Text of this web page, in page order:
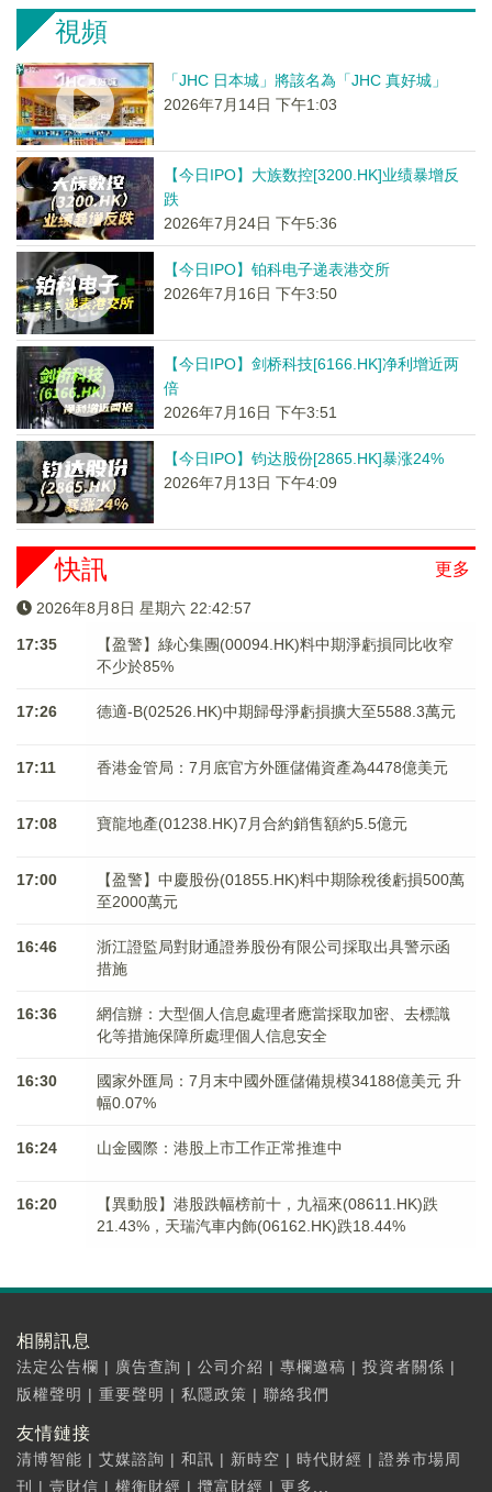
視頻
「JHC 日本城」將該名為「JHC 真好城」
2026年7月14日 下午1:03
【今日IPO】大族数控[3200.HK]业绩暴增反
跌
2026年7月24日 下午5:36
【今日IPO】铂科电子递表港交所
2026年7月16日 下午3:50
【今日IPO】剑桥科技[6166.HK]净利增近两
倍
2026年7月16日 下午3:51
【今日IPO】钧达股份[2865.HK]暴涨24%
2026年7月13日 下午4:09
更多
快訊
2026年8月8日 星期六 22:42:57
17:35
【盈警】綠心集團(00094.HK)料中期淨虧損同比收窄
不少於85%
17:26 德適-B(02526.HK)中期歸母淨虧損擴大至5588.3萬元
17:11 香港金管局：7月底官方外匯儲備資產為4478億美元
17:08 寶龍地產(01238.HK)7月合約銷售額約5.5億元
17:00
【盈警】中慶股份(01855.HK)料中期除稅後虧損500萬
至2000萬元
16:46
浙江證監局對財通證券股份有限公司採取出具警示函
措施
16:36
網信辦：大型個人信息處理者應當採取加密、去標識
化等措施保障所處理個人信息安全
16:30
國家外匯局：7月末中國外匯儲備規模34188億美元 升
幅0.07%
16:24 山金國際：港股上市工作正常推進中
16:20
【異動股】港股跌幅榜前十，九福來(08611.HK)跌
21.43%，天瑞汽車内飾(06162.HK)跌18.44%
相關訊息
法定公告欄 | 廣告查詢 | 公司介紹 | 專欄邀稿 | 投資者關係 |
版權聲明 | 重要聲明 | 私隱政策 | 聯絡我們
友情鏈接
清博智能 | 艾媒諮詢 | 和訊 | 新時空 | 時代財經 | 證券市場周
刊
| 壹財信 | 權衡財經 | 攬富財經 | 更多...